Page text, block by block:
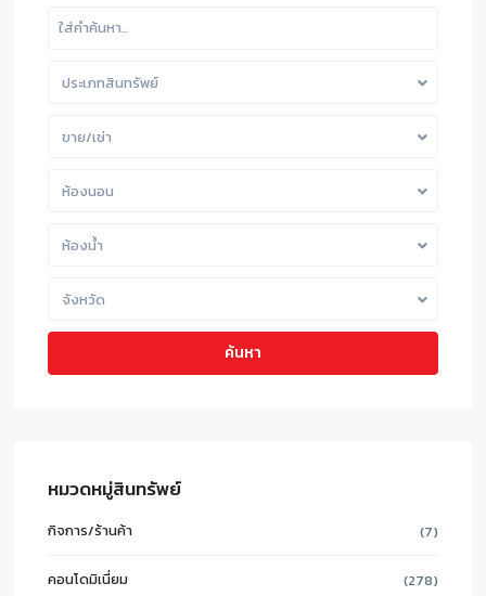
ประเภทสินทรัพย์
ขาย/เช่า
ห้องนอน
ห้องน้ำ
จังหวัด
ค้นหา
หมวดหมู่สินทรัพย์
กิจการ/ร้านค้า (7)
คอนโดมิเนี่ยม (278)